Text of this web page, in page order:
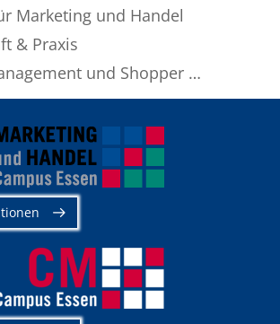
Marketing und Handel
& Praxis
Shopper Marketing - das Fallstudienseminar